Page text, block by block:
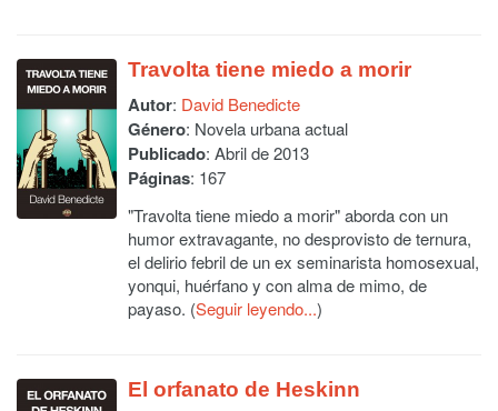
Travolta tiene miedo a morir
Autor: David Benedicte
Género: Novela urbana actual
Publicado: Abril de 2013
Páginas: 167
"Travolta tiene miedo a morir" aborda con un
humor extravagante, no desprovisto de ternura,
el delirio febril de un ex seminarista homosexual,
yonqui, huérfano y con alma de mimo, de
payaso. (Seguir leyendo...)
El orfanato de Heskinn